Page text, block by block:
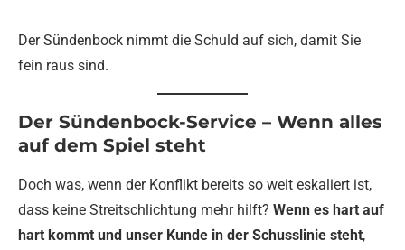
Der Sündenbock nimmt die Schuld auf sich, damit Sie
fein raus sind.
Der Sündenbock-Service – Wenn alles
auf dem Spiel steht
Doch was, wenn der Konflikt bereits so weit eskaliert ist,
dass keine Streitschlichtung mehr hilft? Wenn es hart auf
hart kommt und unser Kunde in der Schusslinie steht,